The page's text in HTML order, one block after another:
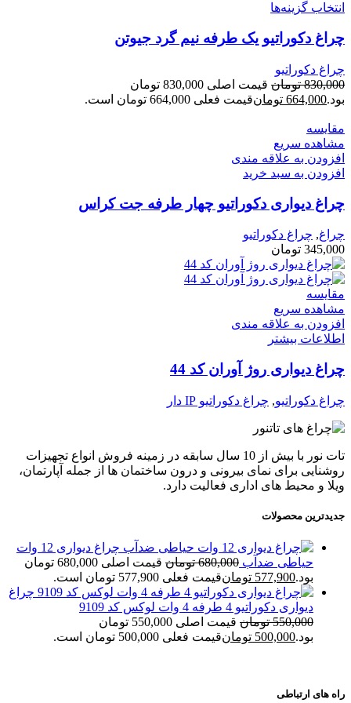
انتخاب گزینه‌ها
چراغ دکوراتیو یک طرفه نیم گرد جیوتن
چراغ دکوراتیو
830,000 تومان
قیمت اصلی 830,000 تومان
بود.664,000 تومانقیمت فعلی 664,000 تومان است.
مقایسه
مشاهده سریع
افزودن به علاقه مندی
افزودن به سبد خرید
چراغ دیواری دكوراتيو چهار طرفه جت کراس
چراغ, چراغ دکوراتیو
345,000 تومان
مقایسه
مشاهده سریع
افزودن به علاقه مندی
اطلاعات بیشتر
چراغ دیواری روژ آوران کد 44
چراغ دکوراتیو, چراغ دکوراتیو IP دار
تات نور با بیش از 10 سال سابقه در زمینه فروش انواع تجهیزات
روشنایی برای نمای بیرونی و درون ساختمان ها از جمله آپارتمان،
ویلا و محیط های اداری فعالیت دارد.
جدیدترین محصولات
چراغ دیواری 12 وات
حیاطی ضدآب 680,000 تومان
قیمت اصلی 680,000 تومان
بود.577,900 تومانقیمت فعلی 577,900 تومان است.
چراغ
دیواری دکوراتیو 4 طرفه 4 وات لوکس کد 9109
550,000 تومان
قیمت اصلی 550,000 تومان
بود.500,000 تومانقیمت فعلی 500,000 تومان است.
راه های ارتباطی